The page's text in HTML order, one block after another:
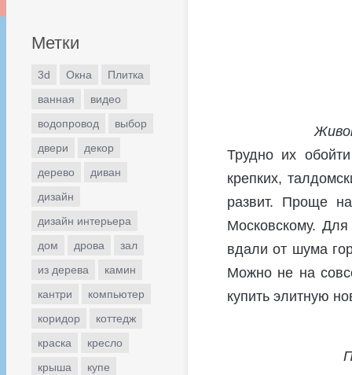
Метки
3d Окна
Плитка
ванная
видео
водопровод
выбор
двери
декор
дерево
диван
дизайн
дизайн интерьера
дом
дрова
зал
из дерева
камин
кантри
компьютер
коридор
коттедж
краска
кресло
крыша
купе
Трудно их
крепких,
развит. Проще
Московскому.
вдали от шума
Можно не на
купить элитную